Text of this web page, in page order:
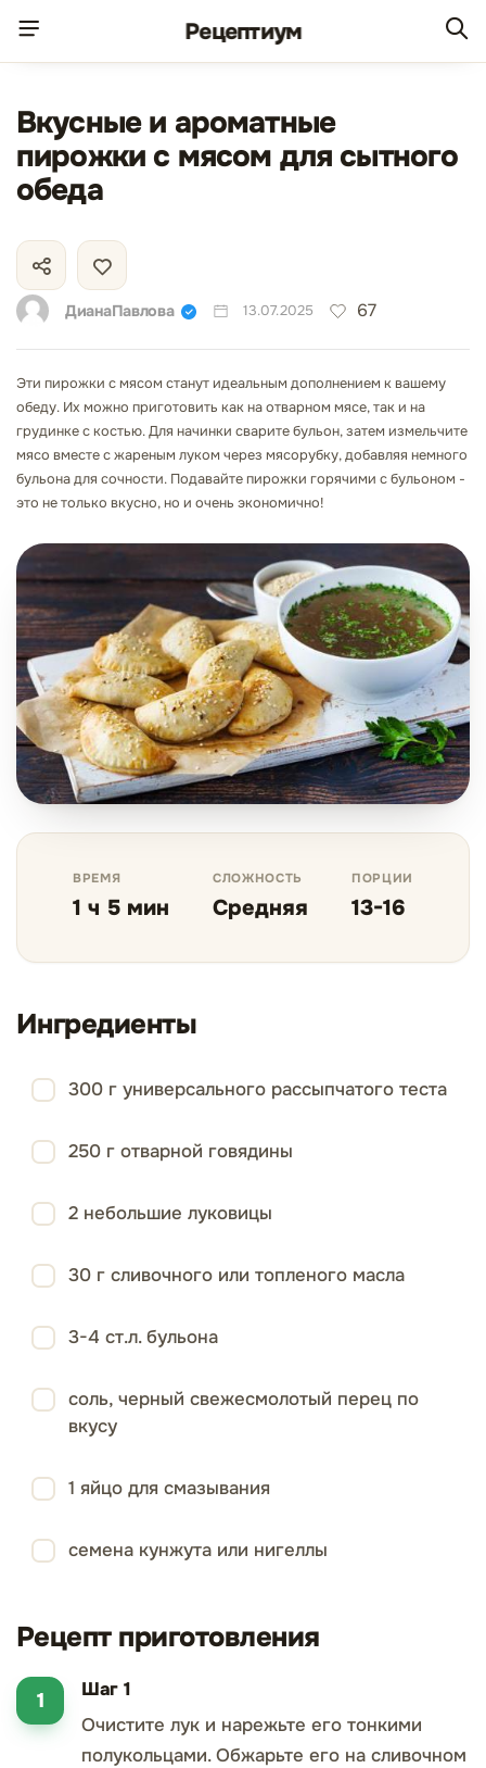
Рецептиум
Вкусные и ароматные
пирожки с мясом для сытного
обеда
ДианаПавлова 13.07.2025 67
Эти пирожки с мясом станут идеальным дополнением к вашему
обеду. Их можно приготовить как на отварном мясе, так и на
грудинке с костью. Для начинки сварите бульон, затем измельчите
мясо вместе с жареным луком через мясорубку, добавляя немного
бульона для сочности. Подавайте пирожки горячими с бульоном -
это не только вкусно, но и очень экономично!
ВРЕМЯ
1 ч 5 мин
СЛОЖНОСТЬ
Средняя
ПОРЦИИ
13-16
Ингредиенты
300 г универсального рассыпчатого теста
250 г отварной говядины
2 небольшие луковицы
30 г сливочного или топленого масла
3-4 ст.л. бульона
соль, черный свежесмолотый перец по
вкусу
1 яйцо для смазывания
семена кунжута или нигеллы
Рецепт приготовления
Шаг 1
Очистите лук и нарежьте его тонкими
полукольцами. Обжарьте его на сливочном